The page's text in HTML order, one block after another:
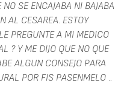
SE ENCAJABA NI BAJABA
AL CESAREA. ESTOY
PREGUNTE A MI MEDICO
? Y ME DIJO QUE NO QUE
ALGUN CONSEJO PARA
POR FIS PASENMELO ..